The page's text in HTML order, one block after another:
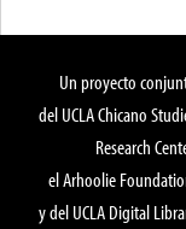
Un proyecto
del UCLA Chicano
Research
el Arhoolie
y del UCLA Digital